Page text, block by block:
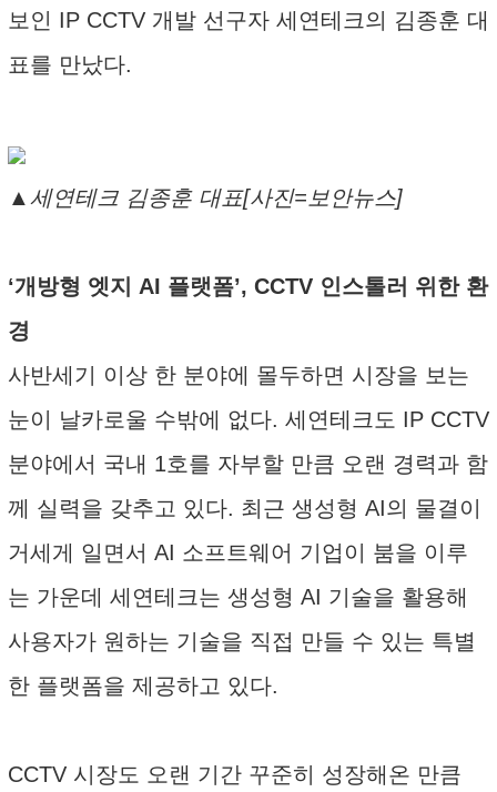
보인 IP CCTV 개발 선구자 세연테크의 김종훈 대
표를 만났다.
▲세연테크 김종훈 대표[사진=보안뉴스]
‘개방형 엣지 AI 플랫폼’, CCTV 인스톨러 위한 환
경
사반세기 이상 한 분야에 몰두하면 시장을 보는
눈이 날카로울 수밖에 없다. 세연테크도 IP CCTV
분야에서 국내 1호를 자부할 만큼 오랜 경력과 함
께 실력을 갖추고 있다. 최근 생성형 AI의 물결이
거세게 일면서 AI 소프트웨어 기업이 붐을 이루
는 가운데 세연테크는 생성형 AI 기술을 활용해
사용자가 원하는 기술을 직접 만들 수 있는 특별
한 플랫폼을 제공하고 있다.
CCTV 시장도 오랜 기간 꾸준히 성장해온 만큼